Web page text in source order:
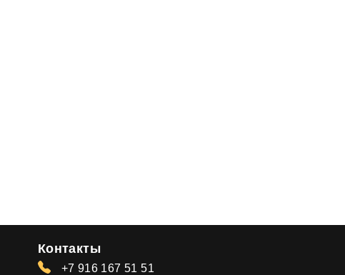
Контакты
+7 916 167 51 51